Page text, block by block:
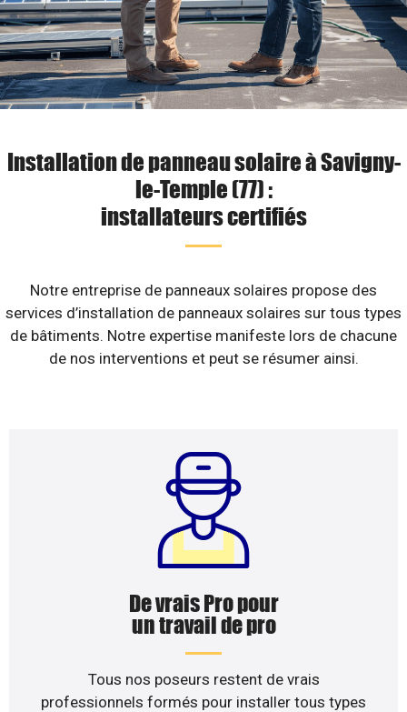
Installation de panneau solaire à Savigny-
le-Temple (77) :
installateurs certifiés
Notre entreprise de panneaux solaires propose des
services d’installation de panneaux solaires sur tous types
de bâtiments. Notre expertise manifeste lors de chacune
de nos interventions et peut se résumer ainsi.
De vrais Pro pour
un travail de pro
Tous nos poseurs restent de vrais
professionnels formés pour installer tous types